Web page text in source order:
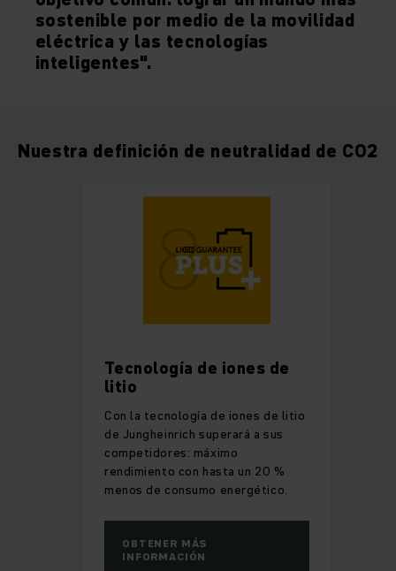
sostenible por medio de la movilidad
eléctrica y las tecnologías
inteligentes".
Nuestra definición de neutralidad de CO2
Tecnología de iones de
litio
Con la tecnología de iones de litio
de Jungheinrich superará a sus
competidores: máximo
rendimiento con hasta un 20 %
menos de consumo energético.
OBTENER MÁS
INFORMACIÓN